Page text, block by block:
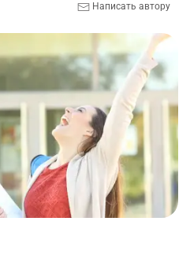
Написать автору